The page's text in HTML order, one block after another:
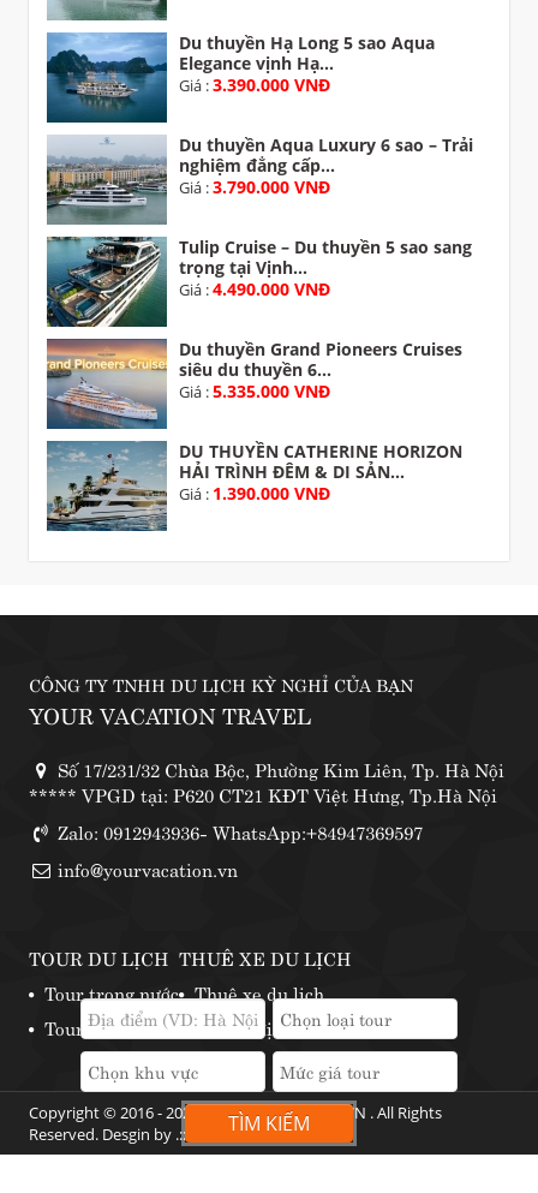
TÌM KIẾM
Du thuyền Hạ Long 5 sao Aqua
Elegance vịnh Hạ...
Giá :3.390.000 VNĐ
Du thuyền Aqua Luxury 6 sao – Trải
nghiệm đẳng cấp...
Giá :3.790.000 VNĐ
Tulip Cruise – Du thuyền 5 sao sang
trọng tại Vịnh...
Giá :4.490.000 VNĐ
Du thuyền Grand Pioneers Cruises
siêu du thuyền 6...
Giá :5.335.000 VNĐ
DU THUYỀN CATHERINE HORIZON
HẢI TRÌNH ĐÊM & DI SẢN...
Giá : 1.390.000 VNĐ
CÔNG TY TNHH DU LỊCH KỲ NGHỈ CỦA BẠN
YOUR VACATION TRAVEL
Số 17/231/32 Chùa Bộc, Phường Kim Liên, Tp. Hà Nội
***** VPGD tại: P620 CT21 KĐT Việt Hưng, Tp.Hà Nội
Zalo: 0912943936- WhatsApp:+84947369597
info@yourvacation.vn
TOUR DU LỊCH
Tour trong nước
Tour nước ngoài
THUÊ XE DU LỊCH
Thuê xe du lịch
Những địa điểm thuê xe phượt
Copyright © 2016 - 2024 by YOURVACATION.VN . All Rights
Reserved. Desgin by .::
Web360::.